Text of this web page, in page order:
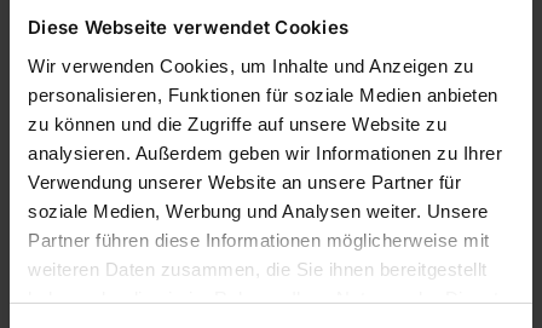
Diese Webseite verwendet Cookies
Wir verwenden Cookies, um Inhalte und Anzeigen zu
personalisieren, Funktionen für soziale Medien anbieten
zu können und die Zugriffe auf unsere Website zu
analysieren. Außerdem geben wir Informationen zu Ihrer
Verwendung unserer Website an unsere Partner für
soziale Medien, Werbung und Analysen weiter. Unsere
Partner führen diese Informationen möglicherweise mit
weiteren Daten zusammen, die Sie ihnen bereitgestellt
haben oder die sie im Rahmen Ihrer Nutzung der Dienste
Pichet isotherme Coco 0,5 l en acier
inoxydable
Garde au chaud pendant 12 h et au froid pendant 24
h
Avec fermeture à vis anti-fuites